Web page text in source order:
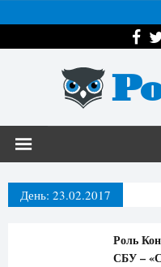
День: 23.02.2017
Роль
СБУ –